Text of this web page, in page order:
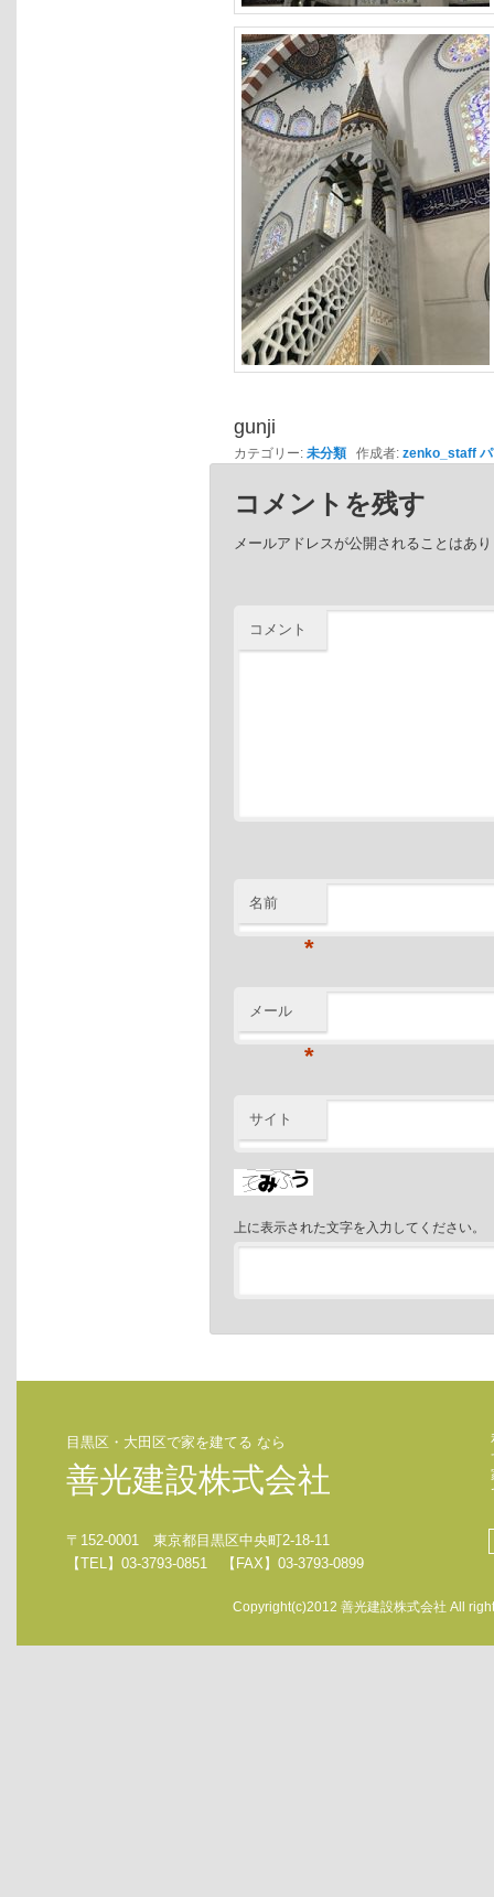
gunji
カテゴリー:未分類 作成者:zenko_staff
コメントを残す
メールアドレスが公開されることはあ
コメント
名前
*
メール
*
サイト
上に表示された文字を入力してください。
目黒区・大田区で家を建てる なら
善光建設株式会社
〒152-0001 東京都目黒区中央町2-18-11
【TEL】03-3793-0851 【FAX】03-3793-0899
Copyright(c)2012 善光建設株式会社 All